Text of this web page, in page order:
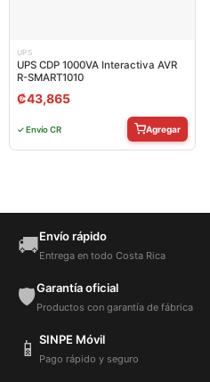
UPS
UPS CDP 1000VA Interactiva AVR
R-SMART1010
₡43,865
✓ Envío CR Agregar
🚚Envío rápido
Entrega en todo Costa Rica
🛡️Garantía oficial
Productos con garantía de fábrica
📱 SINPE Móvil
Pago rápido y seguro